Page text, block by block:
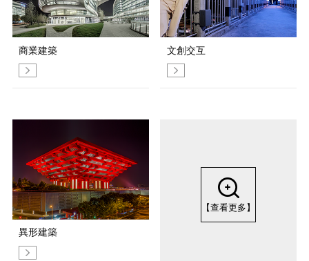
商業建築 文創交互
異形建築
【查看更多】